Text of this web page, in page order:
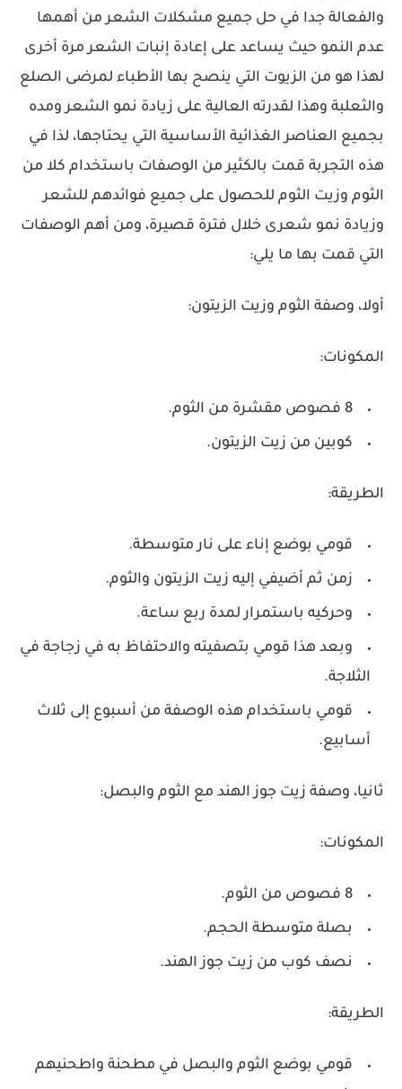
والفعالة جدا في حل جميع مشكلات الشعر من أهمها
عدم النمو حيث يساعد على إعادة إنبات الشعر مرة أخرى
لهذا هو من الزيوت التي ينصح بها الأطباء لمرضى الصلع
والثعلبة وهذا لقدرته العالية على زيادة نمو الشعر ومده
بجميع العناصر الغذائية الأساسية التي يحتاجها، لذا في
هذه التجربة قمت بالكثير من الوصفات باستخدام كلا من
الثوم وزيت الثوم للحصول على جميع فوائدهم للشعر
وزيادة نمو شعرى خلال فترة قصيرة، ومن أهم الوصفات
التي قمت بها ما يلي:
أولا، وصفة الثوم وزيت الزيتون:
المكونات:
8 فصوص مقشرة من الثوم.
كوبين من زيت الزيتون.
الطريقة:
قومي بوضع إناء على نار متوسطة.
زمن ثم أضيفي إليه زيت الزيتون والثوم.
وحركيه باستمرار لمدة ربع ساعة.
وبعد هذا قومي بتصفيته والاحتفاظ به في زجاجة في
الثلاجة.
قومي باستخدام هذه الوصفة من أسبوع إلى ثلاث
أسابيع.
ثانيا، وصفة زيت جوز الهند مع الثوم والبصل:
المكونات:
8 فصوص من الثوم.
بصلة متوسطة الحجم.
نصف كوب من زيت جوز الهند.
الطريقة:
قومي بوضع الثوم والبصل في مطحنة واطحنيهم